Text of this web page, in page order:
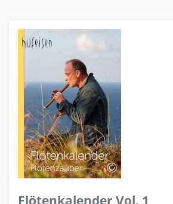
Flötenkalender Vol. 1